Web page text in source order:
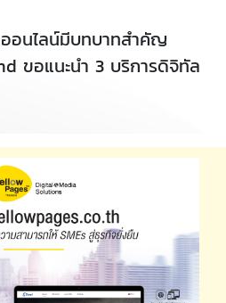
อนไลน์มีบทบาทสำคัญ
ขอแนะนำ 3 บริการดิจิทัล